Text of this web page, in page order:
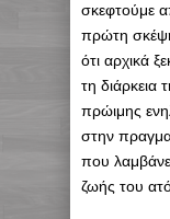
σκεφτούμε
πρώτη
ότι αρχικά
τη διάρκεια
πρώιμης
στην
που
ζωής του